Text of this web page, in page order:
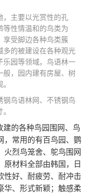
，主要以光赏性的孔
等性情温和的鸟类为
享受脚边各种鸟类簇
多的被建设在各种观光
乐园等领域。鸟语林一
般，园内建有房屋、树
钢鸟语林网、不锈钢鸟
建的各种鸟园围网、鸟
，常用的有百鸟园、鹦
火烈鸟笼舍、鸵鸟围网
原材料全部由韩国，日
性好、耐疲劳、耐冲击
华、形式新颖；触感柔